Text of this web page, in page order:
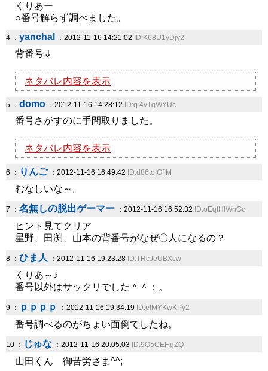
くりあー
○番号解らず調べました。
4 ： yanchal ：2012-11-16 14:21:02 ID:K68U1yDjy2
背番号⇓
ネタバレ内容を表示
5 ： domo ：2012-11-16 14:28:12 ID:q.4vTgWYUc
番号さがすのに手間取りました。
ネタバレ内容を表示
6 ： りんご：2012-11-16 16:49:42 ID:d86toIGfIM
むなしいな～。
7 ： 名無しの脱出ゲーマー ：2012-11-16 16:52:32 ID:oEqIHlWhGc
ヒント見てクリア
星野、田渕、山本の背番号がなぜ〇人になるの？
8 ： ひま人 ：2012-11-16 19:23:28 ID:TRcJeUBXcw
くりあ～♪
番号以外はサックリでした＾＾；。
9 ： ｐｐｐｐ ：2012-11-16 19:34:19 ID:elMYKwKPy2
番号調べるのがちょい面倒でしたね。
10 ： じゅな ：2012-11-16 20:05:03 ID:9Q5CEF.gZQ
山田くん 御苦労さま^^;